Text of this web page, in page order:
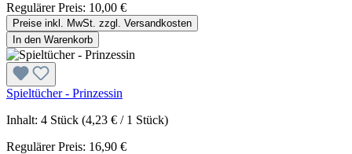
Regulärer Preis: 10,00 €
Preise inkl. MwSt. zzgl. Versandkosten
In den Warenkorb
Spieltücher - Prinzessin
Inhalt: 4 Stück (4,23 € / 1 Stück)
Regulärer Preis: 16,90 €